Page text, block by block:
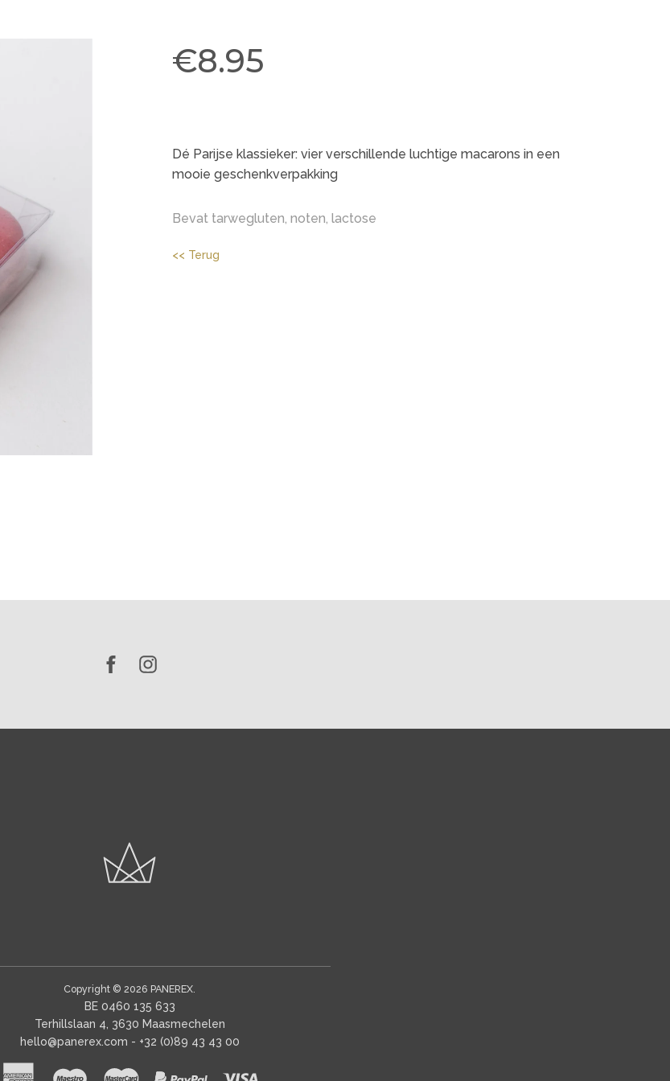
€8.95
Dé Parijse klassieker: vier verschillende luchtige macarons in een
mooie geschenkverpakking
Bevat tarwegluten, noten, lactose
<< Terug
Copyright © 2026 PANEREX
BE 0460 135 633
Terhillslaan 4, 3630 Maasmechelen
hello@panerex.com - +32 (0)89 43 43 00